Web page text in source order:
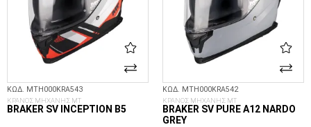
ΚΩΔ. MTH000KRA543
ΚΡΑΝΟΣ ΜΗΧΑΝΗΣ MT
BRAKER SV INCEPTION B5
ΚΩΔ. MTH000KRA542
ΚΡΑΝΟΣ ΜΗΧΑΝΗΣ MT
BRAKER SV PURE A12 NARDO
GREY